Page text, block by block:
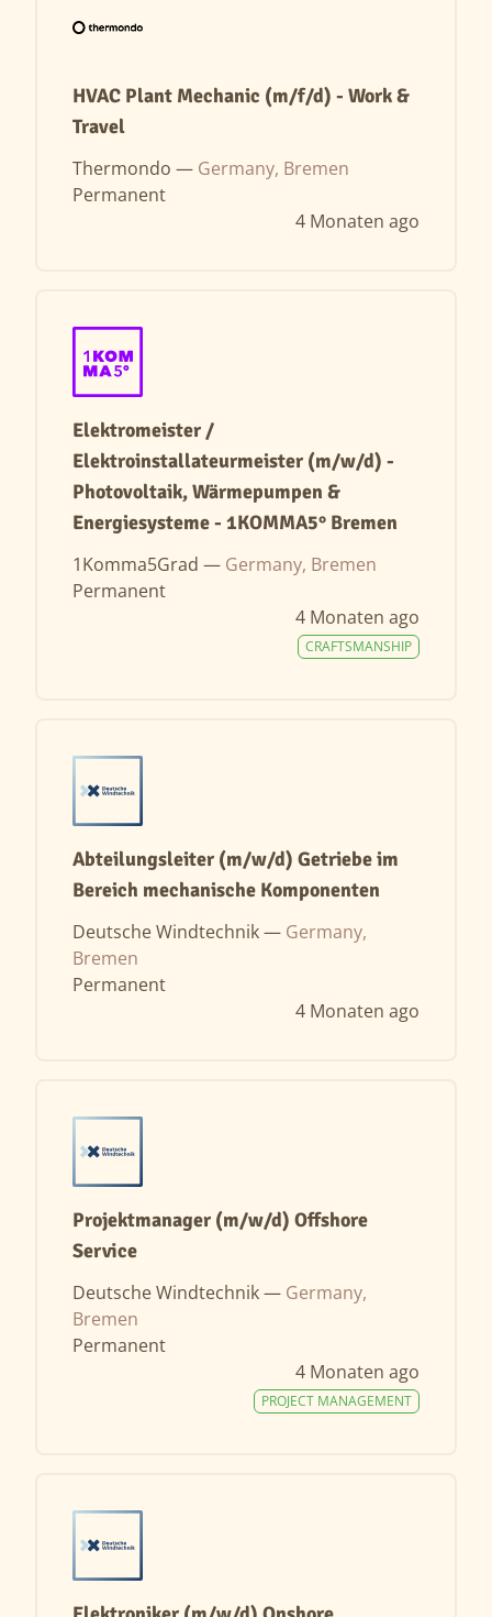
HVAC Plant Mechanic (m/f/d) - Work &
Travel
Thermondo — Germany, Bremen
Permanent
4 Monaten ago
Elektromeister /
Elektroinstallateurmeister (m/w/d) -
Photovoltaik, Wärmepumpen &
Energiesysteme - 1KOMMA5° Bremen
1Komma5Grad — Germany, Bremen
Permanent
4 Monaten ago
CRAFTSMANSHIP
Abteilungsleiter (m/w/d) Getriebe im
Bereich mechanische Komponenten
Deutsche Windtechnik — Germany,
Bremen
Permanent
4 Monaten ago
Projektmanager (m/w/d) Offshore
Service
Deutsche Windtechnik — Germany,
Bremen
Permanent
4 Monaten ago
PROJECT MANAGEMENT